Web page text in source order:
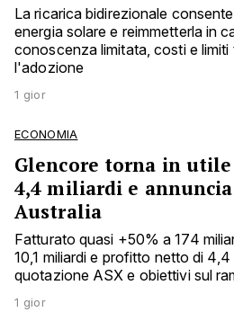
La ricarica bidirezionale
energia solare e reimmetterla in
conoscenza limitata, costi e
l'adozione
1 gior
ECONOMIA
Glencore torna in
4,4 miliardi e
Australia
Fatturato quasi +50% a 174
10,1 miliardi e profitto netto di 4,4
quotazione ASX e obiettivi sul
1 gior